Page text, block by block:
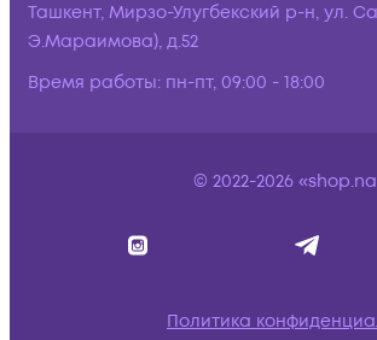
Ташкент, Мирзо-Улугбекский р-н, ул.
Э.Мараимова), д.52
Время работы: пн-пт, 09:00 - 18:00
© 2022-2026
Политика